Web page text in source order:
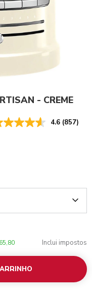
- CREME
4.6 (857)
Inclui impostos